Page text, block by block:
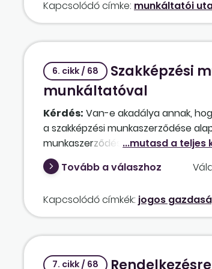
Kapcsolódó címke: munkáltatói
6. cikk / 68
Szakképzési
munkáltatóval
Kérdés: Van-e akadálya annak,
a szakképzési munkaszerződése
munkaszerződéssel –
munkáltatónak, amely szakképzési
Tovább a válaszhoz
Kapcsolódó címkék: jogos
7. cikk / 68